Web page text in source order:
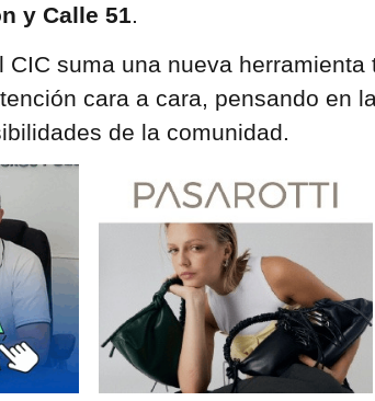
y Calle 51.
CIC suma una nueva herramienta
cara a cara, pensando en
de la comunidad.